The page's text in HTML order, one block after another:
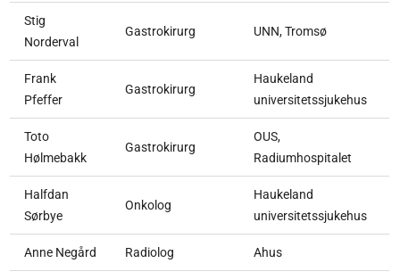
Stig
Norderval
Gastrokirurg UNN, Tromsø
Frank
Pfeffer
Gastrokirurg
Haukeland
universitetssjukehus
Toto
Hølmebakk
Gastrokirurg
OUS,
Radiumhospitalet
Halfdan
Sørbye
Onkolog
Haukeland
universitetssjukehus
Anne Negård Radiolog Ahus